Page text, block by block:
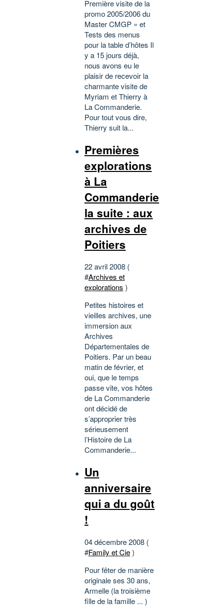
Première visite de la
promo 2005/2006 du
Master CMGP » et
Tests des menus
pour la table d’hôtes Il
y a 15 jours déjà,
nous avons eu le
plaisir de recevoir la
charmante visite de
Myriam et Thierry à
La Commanderie.
Pour tout vous dire,
Thierry suit la...
Premières
explorations
à La
Commanderie
la suite : aux
archives de
Poitiers
22 avril 2008 (
#Archives et
explorations )
Petites histoires et
vieilles archives, une
immersion aux
Archives
Départementales de
Poitiers. Par un beau
matin de février, et
oui, que le temps
passe vite, vos hôtes
de La Commanderie
ont décidé de
s’approprier très
sérieusement
l’Histoire de La
Commanderie...
Un
anniversaire
qui a du goût
!
04 décembre 2008 (
#Family et Cie)
Pour fêter de manière
originale ses 30 ans,
Armelle (la troisième
fille de la famille ... )